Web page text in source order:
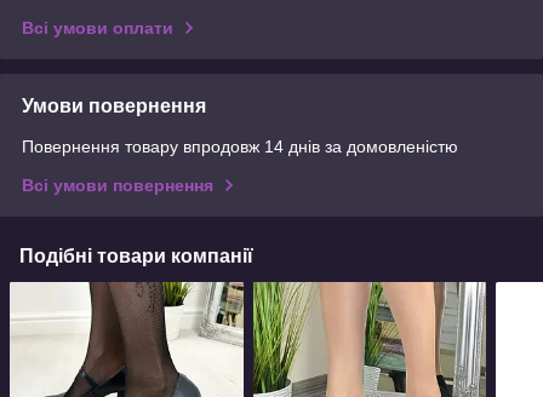
Всі умови оплати
Умови повернення
Повернення товару впродовж 14 днів за домовленістю
Всі умови повернення
Подібні товари компанії